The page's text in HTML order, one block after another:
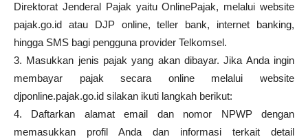
Direktorat Jenderal Pajak yaitu OnlinePajak, melalui website
pajak.go.id atau DJP online, teller bank, internet banking,
hingga SMS bagi pengguna provider Telkomsel.
3. Masukkan jenis pajak yang akan dibayar. Jika Anda ingin
membayar pajak secara online melalui website
djponline.pajak.go.id silakan ikuti langkah berikut:
4. Daftarkan alamat email dan nomor NPWP dengan
memasukkan profil Anda dan informasi terkait detail